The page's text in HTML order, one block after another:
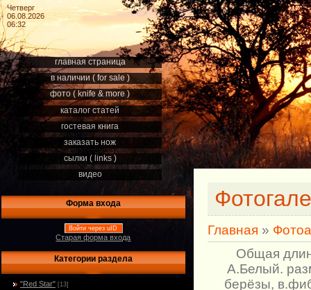
Четверг
06.08.2026
06:32
главная страница
в наличии ( for sale )
фото ( knife & more )
каталог статей
гостевая книга
заказать нож
сылки ( links )
видео
Форма входа
Войти через uID
Старая форма входа
Категории раздела
"Red Star" [13]
Главная »
Общая
А.Белый.
берёзы,